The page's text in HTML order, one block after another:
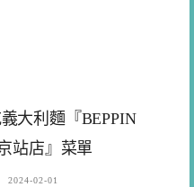
大利麵『BEPPIN
站店』菜單
2024-02-01